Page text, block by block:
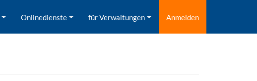
Onlinedienste für Verwaltungen Anmelden